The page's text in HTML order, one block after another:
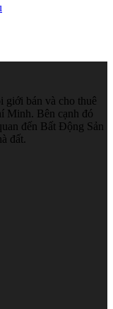
bán và cho thuê
Minh. Bên cạnh đó
đến Bất Động Sản
đất.